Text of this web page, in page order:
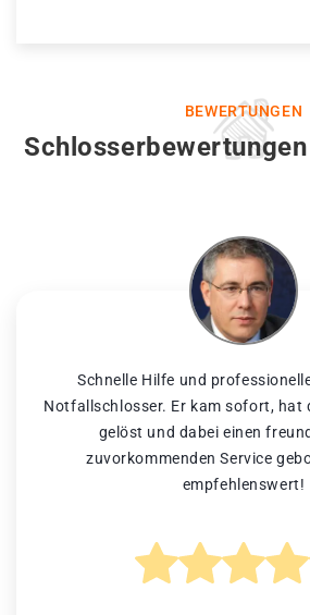
BEWERTUNGEN
Schnelle Hilfe und
Notfallschlosser. Er kam sofort, hat
gelöst und dabei einen
zuvorkommenden Service
empfehlenswert!